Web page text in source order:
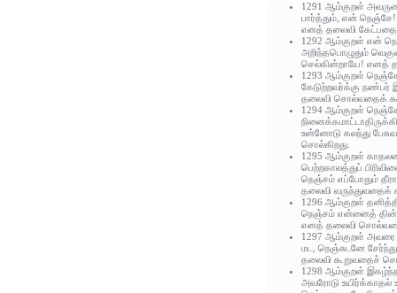
1291 ஆம்குறள்
பார்த்தும், என்
எனத் தலைவி
1292 ஆம்குறள் என்
அறிந்தபொழுதும்
செல்கின்றாயே! எனத்
1293 ஆம்குறள்
கேடுற்றவர்க்கு
தலைவி சொல்வதைக்
1294 ஆம்குறள்
உன்னோடு கலந்து
சொல்கிறது.
1295 ஆம்குறள்
பெற்றகாலத்துப்
நெஞ்சம் எப்போதும்
தலைவி வருந்துவதைக்
1296 ஆம்குறள்
நெஞ்சம் என்னைத்
எனத் தலைவி
1297 ஆம்குறள் அவரை
மட, நெஞ்சுடனே
தலைவி கூறுவதைச்
1298 ஆம்குறள்
அவரோடு